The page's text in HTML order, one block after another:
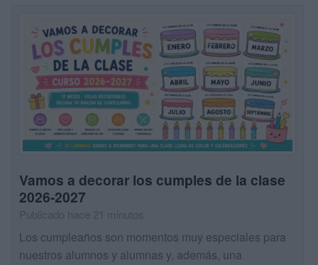
Vamos a decorar los cumples de la clase
2026-2027
Los cumpleaños son momentos muy especiales para
nuestros alumnos y alumnas y, además, una